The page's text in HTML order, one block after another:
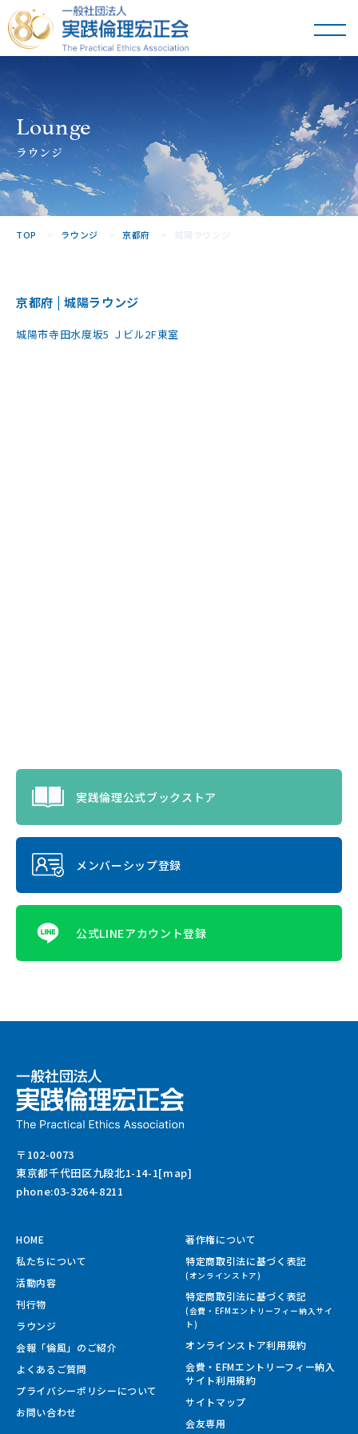
一般社団法人
実践倫理宏正会
Lounge
ラウンジ
TOP ラウンジ 京都府 城陽ラウンジ
京都府 | 城陽ラウンジ
城陽市寺田水度坂5 Ｊビル2F東室
実践倫理公式ブックストア
メンバーシップ登録
公式LINEアカウント登録
〒102-0073
東京都千代田区九段北1-14-1[map]
phone:03-3264-8211
HOME
私たちについて
活動内容
刊行物
ラウンジ
会報「倫風」のご紹介
よくあるご質問
プライバシーポリシーについて
お問い合わせ
著作権について
特定商取引法に基づく表記
(オンラインストア)
特定商取引法に基づく表記
(会費・EFMエントリーフィー納入サイ
ト)
オンラインストア利用規約
会費・EFMエントリーフィー納入
サイト利用規約
サイトマップ
会友専用